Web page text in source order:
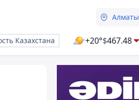
Алматы
Казахстана +20°$467.48